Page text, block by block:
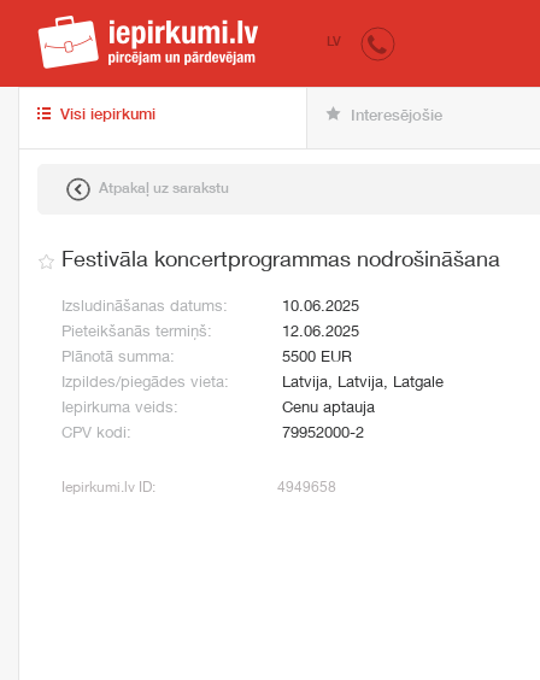
iepirkumi.lv
LV
Visi iepirkumi Interesējošie
Atpakaļ uz sarakstu
Festivāla koncertprogrammas nodrošināšana
Izsludināšanas datums:
10.06.2025
Pieteikšanās termiņš:
12.06.2025
Plānotā summa:
5500 EUR
Izpildes/piegādes vieta:
Latvija, Latvija, Latgale
Iepirkuma veids:
Cenu aptauja
CPV kodi:
79952000-2
Iepirkumi.lv ID: 4949658